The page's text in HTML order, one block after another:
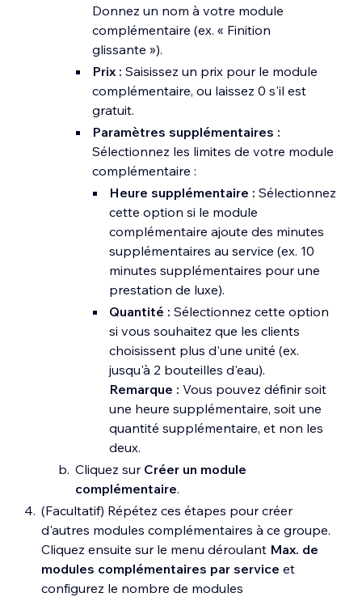
Membre d'équipe :Créez des prix
variés en fonction du membre
d'équipe.
Configurez le tarif à côté de
chaque membre d'équipe dans le
champ
Suggestion :Assurez-vous
d'avoir sélectionné ces membres
d'équipe dans la
sectionDisponibilité .
Cliquez surEnregistrer.
Choisissez la façon dont les clients
paient sousPréférences de paiement
(ex. montant total en ligne, acompte
en ligne, etc.)
Prix personnalisé :Saisissez une
description de la manière dont vous
facturez votre service. Par exemple, « À
partir de 25 € ».
Donnez un nom à votre module
complémentaire (ex. « Finition
glissante »).
Prix : Saisissez un prix pour le module
complémentaire, ou laissez 0 s'il est
gratuit.
Paramètres supplémentaires :
Sélectionnez les limites de votre module
complémentaire :
Heure supplémentaire : Sélectionnez
cette option si le module
complémentaire ajoute des minutes
supplémentaires au service (ex. 10
minutes supplémentaires pour une
prestation de luxe).
Quantité : Sélectionnez cette option
si vous souhaitez que les clients
choisissent plus d'une unité (ex.
jusqu'à 2 bouteilles d'eau).
Remarque : Vous pouvez définir soit
une heure supplémentaire, soit une
quantité supplémentaire, et non les
deux.
Cliquez sur Créer un module
complémentaire.
(Facultatif) Répétez ces étapes pour créer
d'autres modules complémentaires à ce groupe.
Cliquez ensuite sur le menu déroulant Max. de
modules complémentaires par service et
configurez le nombre de modules